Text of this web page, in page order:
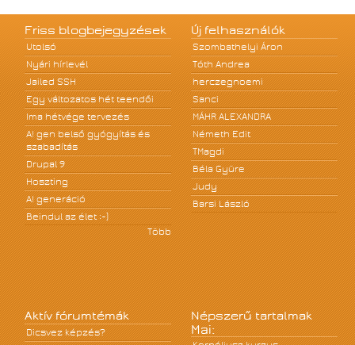
Friss blogbejegyzések
Utolsó
Nyári hírlevél
Jailed SSH
Egy változatos hét teendői
Ima hétvége tervezés
A! gen belső gyógyítás és
szabadítás
Drupal 9
Hoszting
A! generáció
Beindul az élet :-)
Több
Új felhasználók
Szombathelyi Áron
Tóth Andrea
herczegnoemi
Sanci
MÁHR ALEXANDRA
Németh Edit
TMagdi
Béla Gyüre
Judy
Barsi László
Aktív fórumtémák
Dicsvez képzés?
Népszerű tartalmak
Mai: